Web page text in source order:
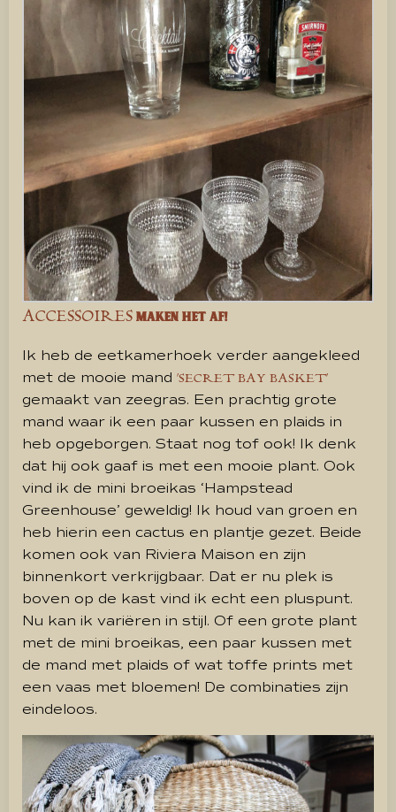
ACCESSOIRES maken het af!
Ik heb de eetkamerhoek verder aangekleed
met de mooie mand ‘SECRET BAY BASKET’
gemaakt van zeegras. Een prachtig grote
mand waar ik een paar kussen en plaids in
heb opgeborgen. Staat nog tof ook! Ik denk
dat hij ook gaaf is met een mooie plant. Ook
vind ik de mini broeikas ‘Hampstead
Greenhouse’ geweldig! Ik houd van groen en
heb hierin een cactus en plantje gezet. Beide
komen ook van Riviera Maison en zijn
binnenkort verkrijgbaar. Dat er nu plek is
boven op de kast vind ik echt een pluspunt.
Nu kan ik variëren in stijl. Of een grote plant
met de mini broeikas, een paar kussen met
de mand met plaids of wat toffe prints met
een vaas met bloemen! De combinaties zijn
eindeloos.